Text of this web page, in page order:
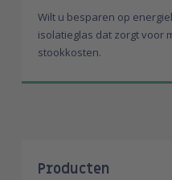
Wilt u besparen op
isolatieglas dat zorgt voor
stookkosten.
Producten